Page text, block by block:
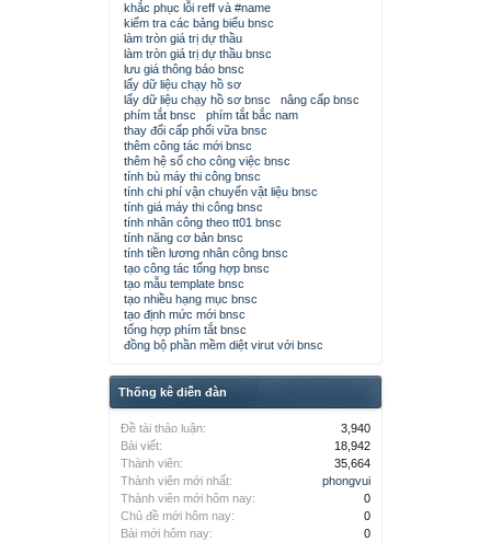
khắc phục lỗi reff và #name
kiểm tra các bảng biểu bnsc
làm tròn giá trị dự thầu
làm tròn giá trị dự thầu bnsc
lưu giá thông báo bnsc
lấy dữ liệu chạy hồ sơ
lấy dữ liệu chạy hồ sơ bnsc
nâng cấp bnsc
phím tắt bnsc
phím tắt bắc nam
thay đổi cấp phối vữa bnsc
thêm công tác mới bnsc
thêm hệ số cho công việc bnsc
tính bù máy thi công bnsc
tính chi phí vận chuyển vật liệu bnsc
tính giá máy thi công bnsc
tính nhân công theo tt01 bnsc
tính năng cơ bản bnsc
tính tiền lương nhân công bnsc
tạo công tác tổng hợp bnsc
tạo mẫu template bnsc
tạo nhiều hạng mục bnsc
tạo định mức mới bnsc
tổng hợp phím tắt bnsc
đồng bộ phần mềm diệt virut với bnsc
Thống kê diễn đàn
Đề tài thảo luận:
3,940
Bài viết:
18,942
Thành viên:
35,664
Thành viên mới nhất:
phongvui
Thành viên mới hôm nay:
0
Chủ đề mới hôm nay:
0
Bài mới hôm nay:
0